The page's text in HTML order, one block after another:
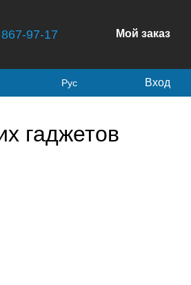
97-17 Мой заказ
Рус Вход
гаджетов